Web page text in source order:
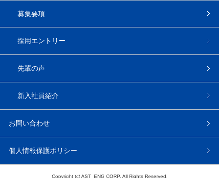
募集要項
採用エントリー
先輩の声
新入社員紹介
お問い合わせ
個人情報保護ポリシー
Copyright (c) AST_ENG CORP. All Rights Reserved.